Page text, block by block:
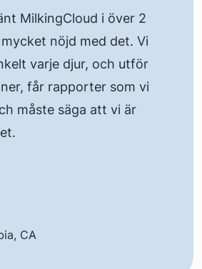
MilkingCloud i över 2
nöjd med det. Vi
varje djur, och utför
får rapporter som vi
måste säga att vi är
CA